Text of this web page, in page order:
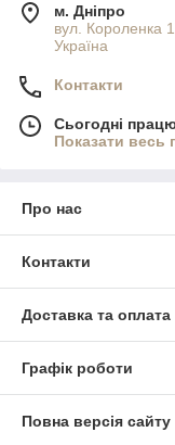
м. Дніпро
вул. Короленка
Україна
Контакти
Сьогодні
Показати весь
Про нас
Контакти
Доставка та оплата
Графік роботи
Повна версія сайту